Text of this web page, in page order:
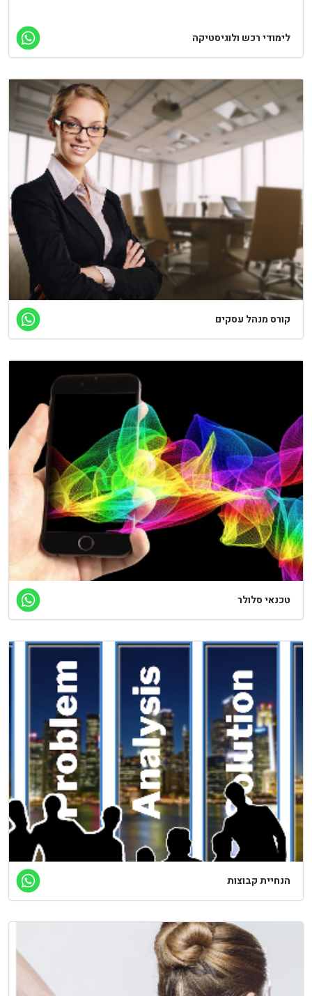
רכש ולוגיסטיקה
מנהל עסקים
סלולר
קבוצות